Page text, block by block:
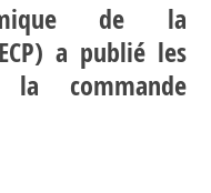
de la
a publié les
commande